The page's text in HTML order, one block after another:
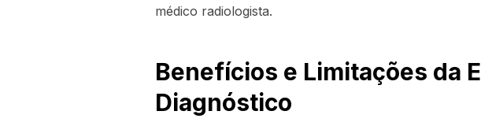
médico radiologista.
Benefícios e Limitações da
Diagnóstico